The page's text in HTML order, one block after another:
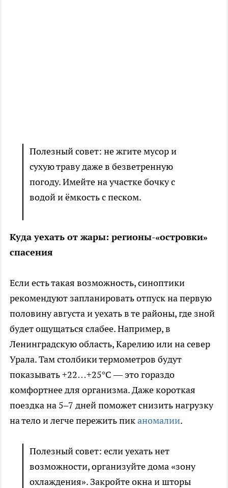
Полезный совет: не жгите мусор и
сухую траву даже в безветренную
погоду. Имейте на участке бочку с
водой и ёмкость с песком.
Куда уехать от жары: регионы-«островки»
спасения
Если есть такая возможность, синоптики
рекомендуют запланировать отпуск на первую
половину августа и уехать в те районы, где зной
будет ощущаться слабее. Например, в
Ленинградскую область, Карелию или на север
Урала. Там столбики термометров будут
показывать +22…+25°C — это гораздо
комфортнее для организма. Даже короткая
поездка на 5–7 дней поможет снизить нагрузку
на тело и легче пережить пиканомалии.
Полезный совет: если уехать нет
возможности, организуйте дома «зону
охлаждения». Закройте окна и шторы